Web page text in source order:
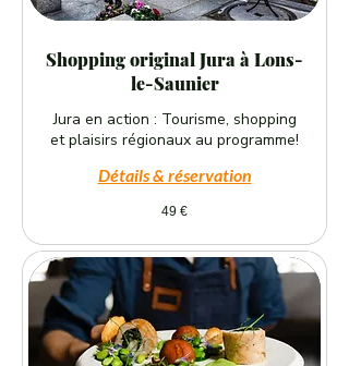
Shopping original Jura à Lons-
le-Saunier
Jura en action : Tourisme, shopping
et plaisirs régionaux au programme!
Détails & réservation
49 €